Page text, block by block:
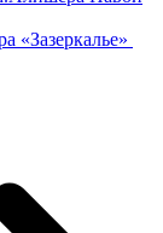
«Зазеркалье»